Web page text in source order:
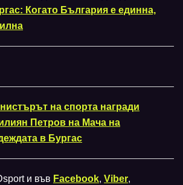
Когато България е единна,
на спорта награди
Петров на Мача на
в Бургас
и във Facebook, Viber,